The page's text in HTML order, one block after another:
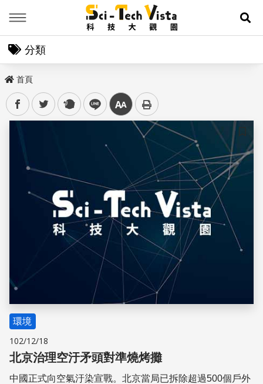
展
分類
首頁
facebooktwitter plurk line 中
儲存
環境
102/12/18
北京治理空汙矛頭對準燒烤攤
中國正式向空氣汙染宣戰。北京當局已拆除超過500個戶外